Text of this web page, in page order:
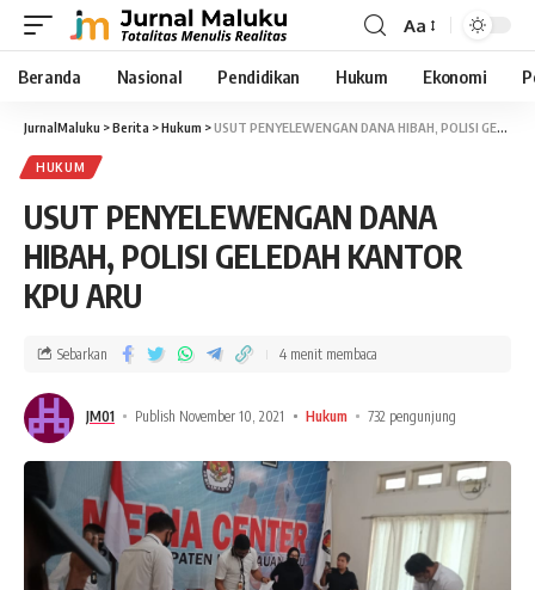
Aa
Beranda Nasional Pendidikan Hukum Ekonomi
JurnalMaluku >Berita >Hukum >USUT PENYELEWENGAN DANA HIBAH, POLISI GELEDAH KANTOR KPU ARU
HUKUM
USUT PENYELEWENGAN DANA
HIBAH, POLISI GELEDAH KANTOR
KPU ARU
JM01 Publish November 10, 2021 Hukum 732 pengunjung
Sebarkan 4 menit membaca